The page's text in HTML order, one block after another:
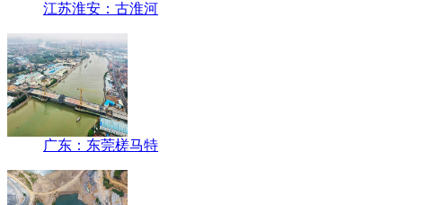
江苏淮安：古淮河
广东：东莞槎马特